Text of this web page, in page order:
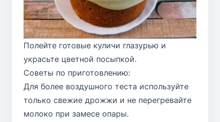
Полейте готовые куличи глазурью и
украсьте цветной посыпкой.
Советы по приготовлению:
Для более воздушного теста используйте
только свежие дрожжи и не перегревайте
молоко при замесе опары.